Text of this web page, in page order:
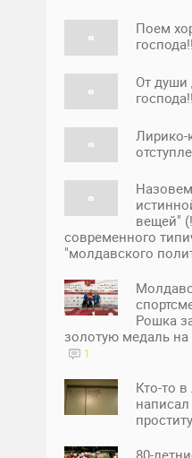
Поем
От
Лирико-
вещей"
современного
"молдавского
Рошка
золотую медаль на
1
Кто-то